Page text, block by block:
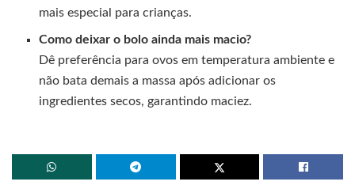
mais especial para crianças.
Como deixar o bolo ainda mais macio?
Dê preferência para ovos em temperatura ambiente e
não bata demais a massa após adicionar os
ingredientes secos, garantindo maciez.